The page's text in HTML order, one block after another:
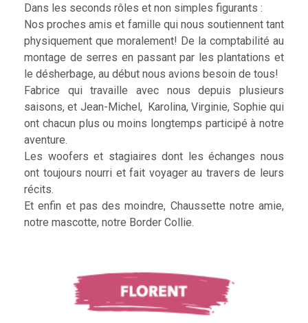
Dans les seconds rôles et non simples figurants :
Nos proches amis et famille qui nous soutiennent tant
physiquement que moralement! De la comptabilité au
montage de serres en passant par les plantations et
le désherbage, au début nous avions besoin de tous!
Fabrice qui travaille avec nous depuis plusieurs
saisons, et Jean-Michel, Karolina, Virginie, Sophie qui
ont chacun plus ou moins longtemps participé à notre
aventure.
Les woofers et stagiaires dont les échanges nous
ont toujours nourri et fait voyager au travers de leurs
récits.
Et enfin et pas des moindre, Chaussette notre amie,
notre mascotte, notre Border Collie.